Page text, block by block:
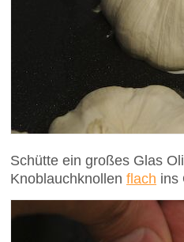
Schütte ein großes Glas
Knoblauchknollen flach ins